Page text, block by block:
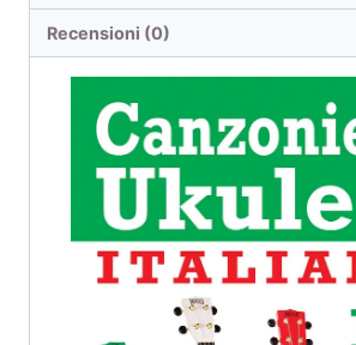
Recensioni (0)